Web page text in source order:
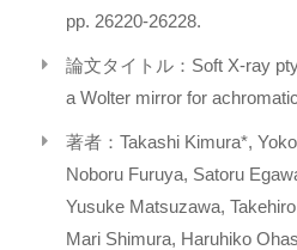
pp. 26220-26228.
論文タイトル：Soft X-ray
a Wolter mirror for
著者：Takashi Kimura*,
Noboru Furuya, Satoru
Yusuke Matsuzawa,
Mari Shimura, Haruhiko